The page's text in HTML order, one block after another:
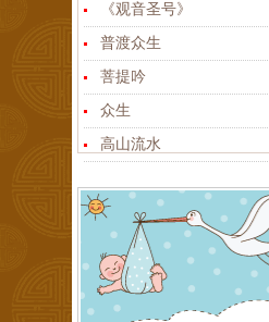
《观音圣号》
普渡众生
菩提吟
众生
高山流水